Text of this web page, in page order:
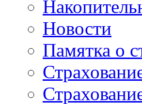
Новости
Памятка о